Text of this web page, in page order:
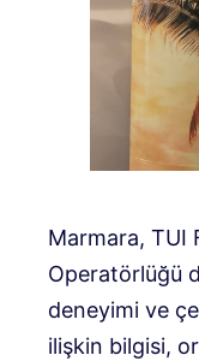
Marmara, TUI
Operatörlüğü
deneyimi ve
ilişkin bilgisi,